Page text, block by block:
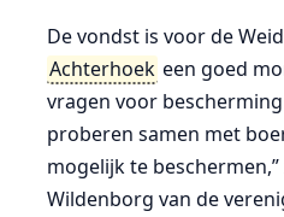
De vondst is voor de
Achterhoek een goed
vragen voor
proberen samen met
mogelijk te
Wildenborg van de